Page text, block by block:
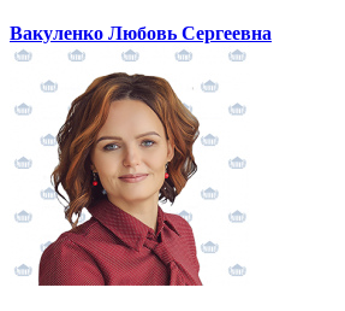
Вакуленко Любовь Сергеевна